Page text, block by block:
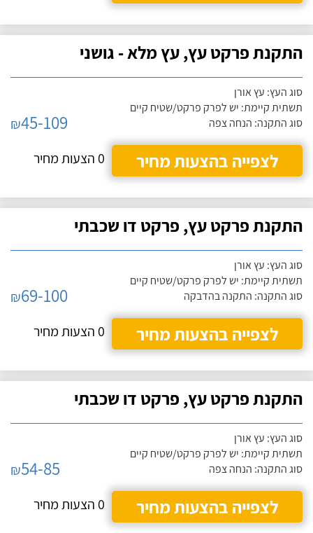
התקנת פרקט עץ, עץ מלא - גושני
סוג העץ: עץ אורן
תשתית קיימת: יש לפרק פרקט/שטיח קיים
סוג התקנה: הנחה צפה
₪45-109
לצפייה בהצעות מחיר
0 הצעות מחיר
התקנת פרקט עץ, פרקט דו שכבתי
סוג העץ: עץ אורן
תשתית קיימת: יש לפרק פרקט/שטיח קיים
סוג התקנה: התקנה בהדבקה
₪69-100
לצפייה בהצעות מחיר
0 הצעות מחיר
התקנת פרקט עץ, פרקט דו שכבתי
סוג העץ: עץ אורן
תשתית קיימת: יש לפרק פרקט/שטיח קיים
סוג התקנה: הנחה צפה
₪54-85
לצפייה בהצעות מחיר
0 הצעות מחיר